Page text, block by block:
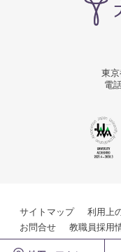
東
電
サイトマップ 利用上
お問合せ
教職員採用